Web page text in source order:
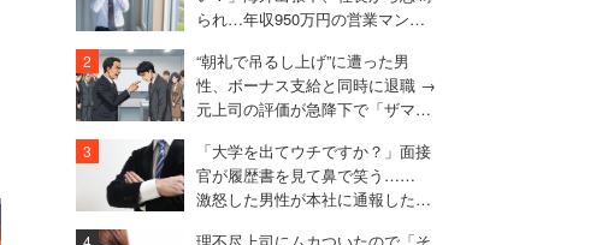
られ…年収950万円の営業マンが
“朝礼で吊るし上げ”に遭った男
性、ボーナス支給と同時に退職 →
元上司の評価が急降下で「ザマア
「大学を出てウチですか？」面接
官が履歴書を見て鼻で笑う……
激怒した男性が本社に通報した結